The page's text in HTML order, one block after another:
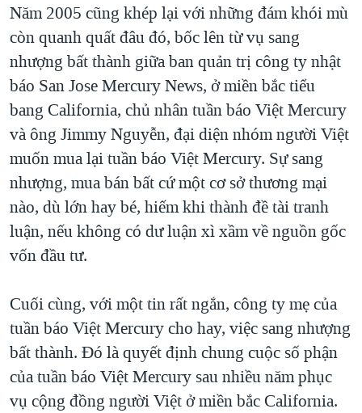
Năm 2005 cũng khép lại với những đám khói mù
còn quanh quất đâu đó, bốc lên từ vụ sang
nhượng bất thành giữa ban quản trị công ty nhật
báo San Jose Mercury News, ở miền bắc tiểu
bang California, chủ nhân tuần báo Việt Mercury
và ông Jimmy Nguyễn, đại diện nhóm người Việt
muốn mua lại tuần báo Việt Mercury. Sự sang
nhượng, mua bán bất cứ một cơ sở thương mại
nào, dù lớn hay bé, hiếm khi thành đề tài tranh
luận, nếu không có dư luận xì xầm về nguồn gốc
vốn đầu tư.
Cuối cùng, với một tin rất ngắn, công ty mẹ của
tuần báo Việt Mercury cho hay, việc sang nhượng
bất thành. Đó là quyết định chung cuộc số phận
của tuần báo Việt Mercury sau nhiều năm phục
vụ cộng đồng người Việt ở miền bắc California.